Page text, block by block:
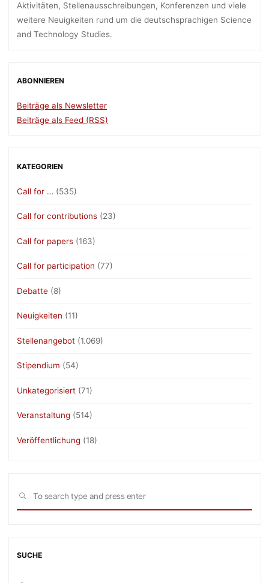
Aktivitäten, Stellenausschreibungen, Konferenzen und viele
weitere Neuigkeiten rund um die deutschsprachigen Science
and Technology Studies.
ABONNIEREN
Beiträge als Newsletter
Beiträge als Feed (RSS)
KATEGORIEN
Call for … (535)
Call for contributions (23)
Call for papers (163)
Call for participation (77)
Debatte (8)
Neuigkeiten (11)
Stellenangebot (1.069)
Stipendium (54)
Unkategorisiert (71)
Veranstaltung (514)
Veröffentlichung (18)
SEARCH
SUCHE